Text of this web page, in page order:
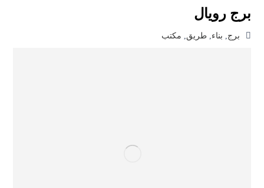
برج رويال
برج بناء ,طريق مكتب